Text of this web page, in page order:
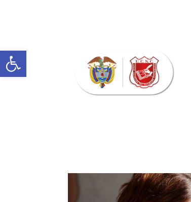
Abrir barra de herramientas